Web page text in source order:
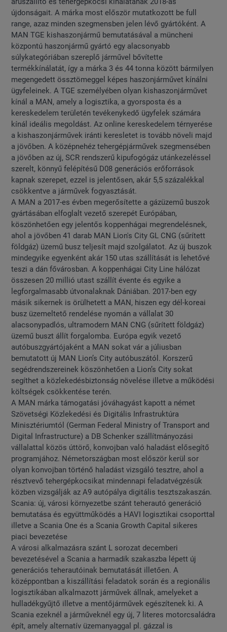
újdonságait. A márka most először mutatkozott be full
range, azaz minden szegmensben jelen lévő gyártóként. A
MAN TGE kishaszonjármű bemutatásával a müncheni
központú haszonjármű gyártó egy alacsonyabb
súlykategóriában szereplő járművel bővítette
termékkínálatát, így a márka 3 és 44 tonna között bármilyen
megengedett össztömeggel képes haszonjárművet kínálni
ügyfeleinek. A TGE személyében olyan kishaszonjárművet
kínál a MAN, amely a logisztika, a gyorsposta és a
kereskedelem területén tevékenykedő ügyfelek számára
kínál ideális megoldást. Az online kereskedelem térnyerése
a kishaszonjárművek iránti keresletet is tovább növeli majd
a jövőben. A középnehéz tehergépjárművek szegmensében
a jövőben az új, SCR rendszerű kipufogógáz utánkezeléssel
szerelt, könnyű felépítésű D08 generációs erőforrások
kapnak szerepet, ezzel is jelentősen, akár 5,5 százalékkal
csökkentve a járművek fogyasztását.
A MAN a 2017-es évben megerősítette a gázüzemű buszok
gyártásában elfoglalt vezető szerepét Európában,
köszönhetően egy jelentős koppenhágai megrendelésnek,
ahol a jövőben 41 darab MAN Lion's City GL CNG (sűrített
földgáz) üzemű busz teljesít majd szolgálatot. Az új buszok
mindegyike egyenként akár 150 utas szállítását is lehetővé
teszi a dán fővárosban. A koppenhágai City Line hálózat
összesen 20 millió utast szállít évente és egyike a
legforgalmasabb útvonalaknak Dániában. 2017-ben egy
másik sikernek is örülhetett a MAN, hiszen egy dél-koreai
busz üzemeltető rendelése nyomán a vállalat 30
alacsonypadlós, ultramodern MAN CNG (sűrített földgáz)
üzemű buszt állít forgalomba. Európa egyik vezető
autóbuszgyártójaként a MAN sokat vár a júliusban
bemutatott új MAN Lion’s City autóbuszától. Korszerű
segédrendszereinek köszönhetően a Lion’s City sokat
segíthet a közlekedésbiztonság növelése illetve a működési
költségek csökkentése terén.
A MAN márka támogatási jóváhagyást kapott a német
Szövetségi Közlekedési és Digitális Infrastruktúra
Minisztériumtól (German Federal Ministry of Transport and
Digital Infrastructure) a DB Schenker szállítmányozási
vállalattal közös úttörő, konvojban való haladást elősegítő
programjához. Németországban most először kerül sor
olyan konvojban történő haladást vizsgáló tesztre, ahol a
résztvevő tehergépkocsikat mindennapi feladatvégzésük
közben vizsgálják az A9 autópálya digitális tesztszakaszán.
Scania: új, városi környezetbe szánt teherautó generáció
bemutatása és együttműködés a HAVI logisztikai csoporttal
illetve a Scania One és a Scania Growth Capital sikeres
piaci bevezetése
A városi alkalmazásra szánt L sorozat decemberi
bevezetésével a Scania a harmadik szakaszba lépett új
generációs teherautóinak bemutatását illetően. A
középpontban a kiszállítási feladatok során és a regionális
logisztikában alkalmazott járművek állnak, amelyeket a
hulladékgyűjtő illetve a mentőjárművek egészítenek ki. A
Scania ezeknél a járműveknél egy új, 7 literes motorcsaládra
épít, amely alternatív üzemanyaggal pl. gázzal is